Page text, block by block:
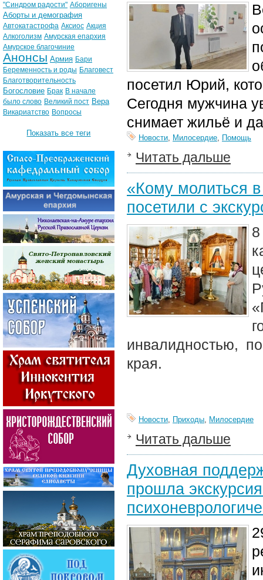
посетил Юрий,
Сегодня мужчина
снимает жильё и
Новости, Милосердие, Помощь
Читать дальше
«Кому молиться
посетили с
инвалидностью,
края.
Новости, Приходы, Милосердие
Читать дальше
Духовная
прошла
"Синдром радости" Аборигены
Аборты и демография
Автокатастрофа Аксиос Акция
Алкоголизм Амурская епархия
Амурское благочиние
Анонсы Армия Бари
Беременность и роды Благовест
Благотворительность
Богословие Брак В начале
было слово Великий пост Вера
Викариатство Вопросы
Показать все теги